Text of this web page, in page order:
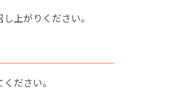
上がりください。
ださい。